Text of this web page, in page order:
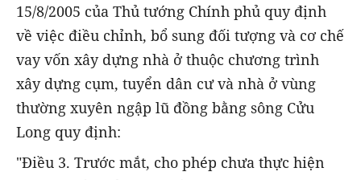
15/8/2005 của Thủ tướng Chính phủ quy định
về việc điều chỉnh, bổ sung đối tượng và cơ chế
vay vốn xây dựng nhà ở thuộc chương trình
xây dựng cụm, tuyển dân cư và nhà ở vùng
thường xuyên ngập lũ đồng bằng sông Cửu
Long quy định:
"Điều 3. Trước mắt, cho phép chưa thực hiện